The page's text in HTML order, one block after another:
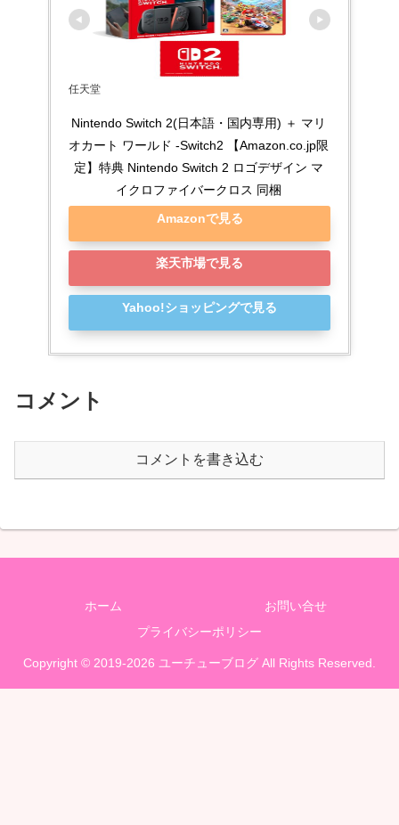
任天堂
Nintendo Switch 2(日本語・国内専用) ＋ マリ
オカート ワールド -Switch2 【Amazon.co.jp限
定】特典 Nintendo Switch 2 ロゴデザイン マ
イクロファイバークロス 同梱
Amazonで見る
楽天市場で見る
Yahoo!ショッピングで見る
コメント
コメントを書き込む
ホーム
お問い合せ
プライバシーポリシー
Copyright © 2019-2026 ユーチューブログ All Rights Reserved.